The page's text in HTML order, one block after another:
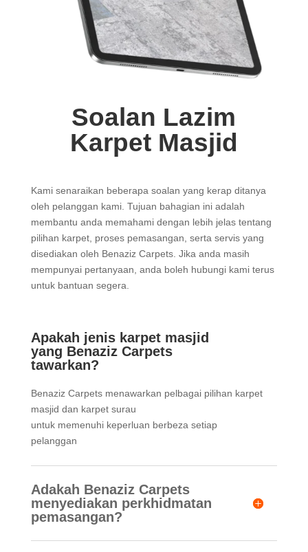
Soalan Lazim
Karpet Masjid
Kami senaraikan beberapa soalan yang kerap ditanya
oleh pelanggan kami. Tujuan bahagian ini adalah
membantu anda memahami dengan lebih jelas tentang
pilihan karpet, proses pemasangan, serta servis yang
disediakan oleh Benaziz Carpets. Jika anda masih
mempunyai pertanyaan, anda boleh hubungi kami terus
untuk bantuan segera.
Apakah jenis karpet masjid
yang Benaziz Carpets
tawarkan?
Benaziz Carpets menawarkan pelbagai pilihan karpet
masjid dan karpet surau
untuk memenuhi keperluan berbeza setiap
pelanggan
Adakah Benaziz Carpets
menyediakan perkhidmatan
pemasangan?